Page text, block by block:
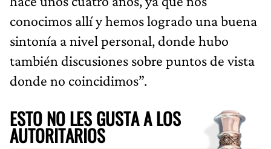
conocimos allí y hemos logrado una buena
sintonía a nivel personal, donde hubo
también discusiones sobre puntos de vista
donde no coincidimos”.
ESTO NO LES GUSTA A LOS
AUTORITARIOS